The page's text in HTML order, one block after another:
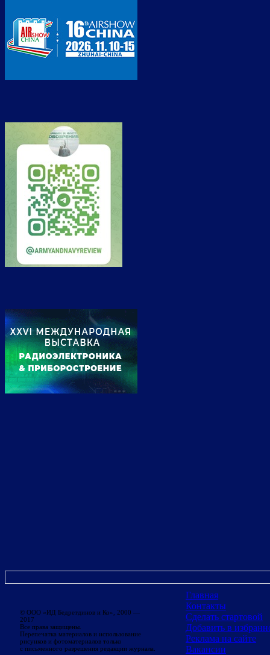
© ООО «ИД Бедретдинов и Ко», 2000 —
2017
Все права защищены.
Перепечатка материалов и использование
рисунков и фотоматериалов только
с письменного разрешения редакции журнала.
Главная
Контакты
Сделать стартовой
Добавить в
Реклама на сайте
Вакансии